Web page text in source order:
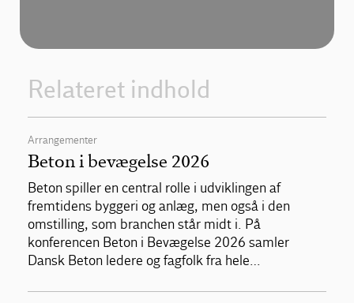
Relateret indhold
Arrangementer
Beton i bevægelse 2026
Beton spiller en central rolle i udviklingen af
fremtidens byggeri og anlæg, men også i den
omstilling, som branchen står midt i. På
konferencen Beton i Bevægelse 2026 samler
Dansk Beton ledere og fagfolk fra hele…